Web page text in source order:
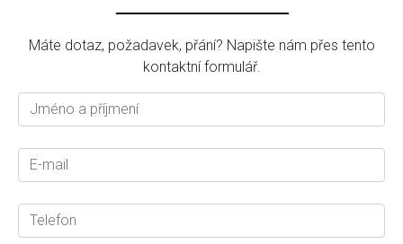
Máte dotaz, požadavek, přání? Napište nám přes tento
kontaktní formulář.